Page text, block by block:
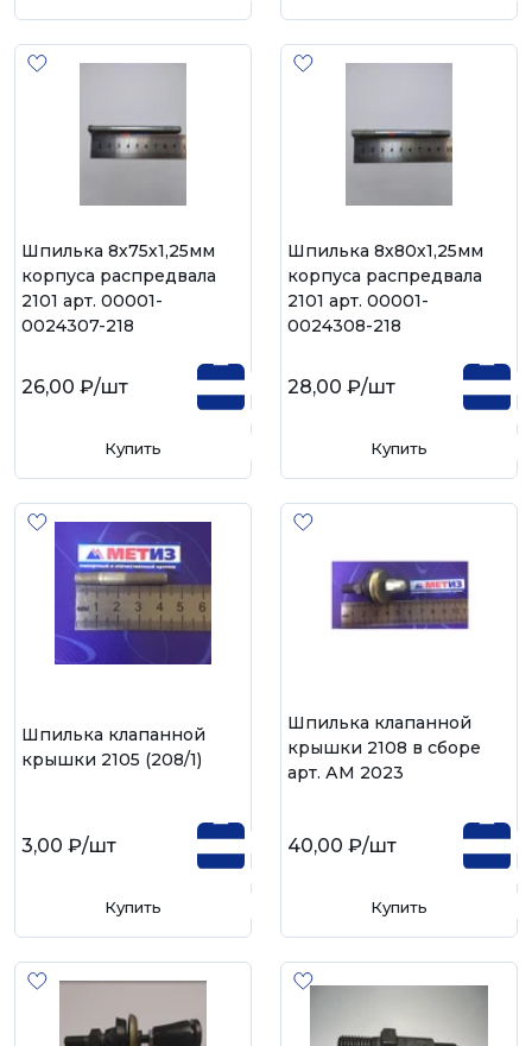
Шпилька 8х75х1,25мм
корпуса распредвала
2101 арт. 00001-
0024307-218
26,00 ₽/шт
Купить
Шпилька 8х80х1,25мм
корпуса распредвала
2101 арт. 00001-
0024308-218
28,00 ₽/шт
Купить
Шпилька клапанной
крышки 2105 (208/1)
3,00 ₽/шт
Купить
Шпилька клапанной
крышки 2108 в сборе
арт. АМ 2023
40,00 ₽/шт
Купить